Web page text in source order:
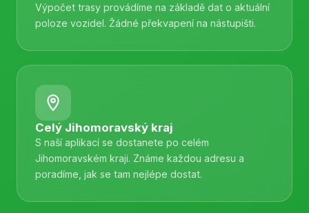
Výpočet trasy provádíme na základě dat o aktuální
poloze vozidel. Žádné překvapení na nástupišti.
Celý Jihomoravský kraj
S naší aplikací se dostanete po celém
Jihomoravském kraji. Známe každou adresu a
poradíme, jak se tam nejlépe dostat.